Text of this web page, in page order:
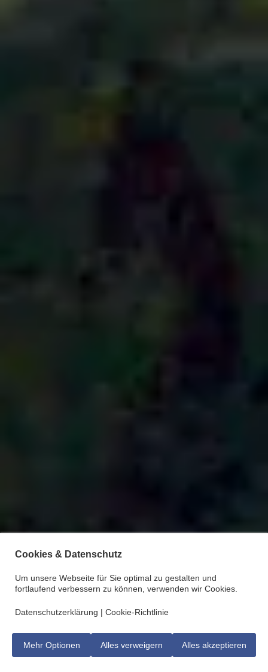
Cookies & Datenschutz
Um unsere Webseite für Sie optimal zu gestalten und
fortlaufend verbessern zu können, verwenden wir Cookies.
Datenschutzerklärung | Cookie-Richtlinie
Mehr Optionen Alles verweigern Alles akzeptieren